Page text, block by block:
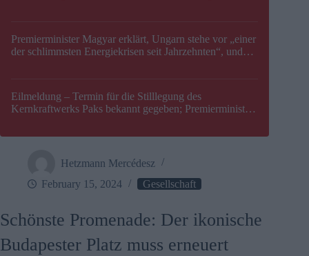
Premierminister Magyar erklärt, Ungarn stehe vor „einer
der schlimmsten Energiekrisen seit Jahrzehnten“, und
Eilmeldung – Termin für die Stilllegung des
Kernkraftwerks Paks bekannt gegeben; Premierminister
Hetzmann Mercédesz
February 15, 2024
Gesellschaft
Schönste Promenade: Der ikonische
Budapester Platz muss erneuert